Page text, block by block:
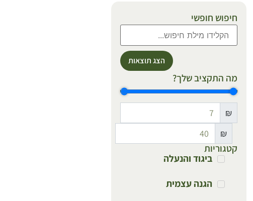
חיפוש חופשי
הצג תוצאות
מה התקציב שלך?
₪
₪
קטגוריות
ביגוד והנעלה
הגנה עצמית